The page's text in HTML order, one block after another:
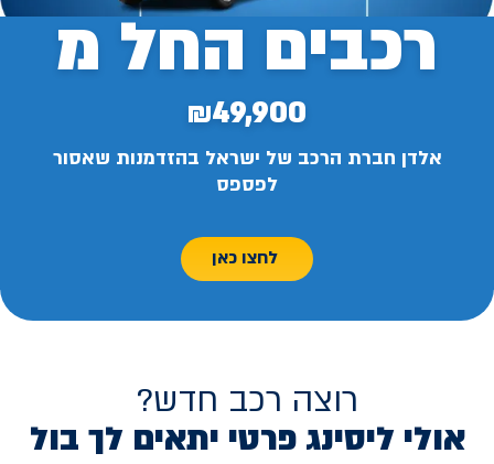
רכבים החל מ
₪49,900
אלדן חברת הרכב של ישראל בהזדמנות שאסור
לפספס
לחצו כאן
רוצה רכב חדש?
אולי ליסינג פרטי יתאים לך בול